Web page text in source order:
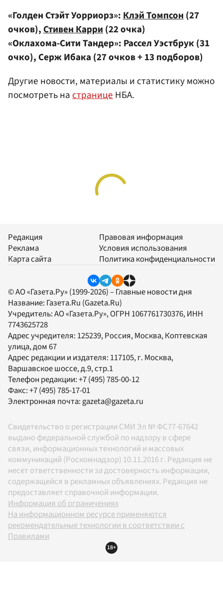
«Голден Стэйт Уорриорз»:Клэй Томпсон(27
очков),Стивен Карри(22 очка)
«Оклахома-Сити Тандер»: Рассел Уэстбрук (31
очко), Серж Ибака (27 очков + 13 подборов)
Другие новости, материалы и статистику можно
посмотреть на странице НБА.
Редакция
Реклама
Карта сайта
Правовая информация
Условия использования
Политика конфиденциальности
© АО «Газета.Ру» (1999-2026) – Главные новости дня
Название: Газета.Ru (Gazeta.Ru)
Учредитель:АО «Газета.Ру», ОГРН 1067761730376, ИНН
7743625728
Адрес учредителя: 125239, Россия, Москва, Коптевская
улица, дом 67
Адрес редакции и издателя: 117105, г. Москва,
Варшавское шоссе, д.9, стр.1
Телефон редакции:+7 (495) 785-00-12
Факс:+7 (495) 785-17-01
Электронная почта:gazeta@gazeta.ru
Свидетельство о регистрации СМИ Эл № ФС77-67642
выдано федеральной службой по надзору в сфере
связи, информационных технологий и массовых
коммуникаций (Роскомнадзор) 10.11.2016 г. Редакция не
несет ответственности за достоверность информации,
содержащейся в рекламных объявлениях. Редакция не
предоставляет справочной информации.
Информация об ограничениях
На информационном ресурсе применяются
рекомендательные технологии в соответствии с
Правилами
18+